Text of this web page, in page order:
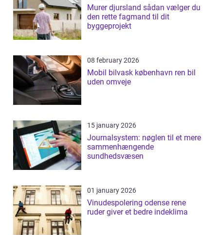
Murer djursland sådan vælger du
den rette fagmand til dit
byggeprojekt
08 february 2026
Mobil bilvask københavn ren bil
uden omveje
15 january 2026
Journalsystem: nøglen til et mere
sammenhængende
sundhedsvæsen
01 january 2026
Vinudespolering odense rene
ruder giver et bedre indeklima